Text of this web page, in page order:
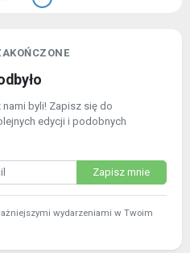
byli! Zapisz się do
edycji i podobnych
Zapisz mnie
wydarzeniami w Twoim